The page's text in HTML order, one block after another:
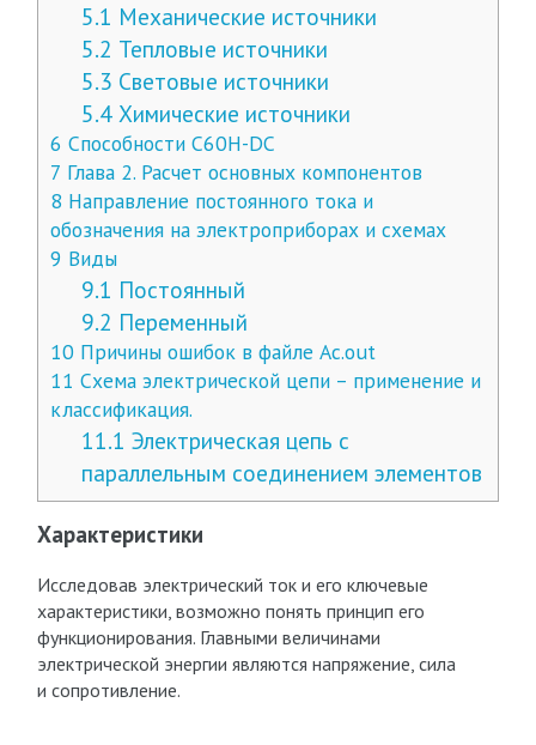
5.1 Механические источники
5.2 Тепловые источники
5.3 Световые источники
5.4 Химические источники
6 Способности C60H-DC
7 Глава 2. Расчет основных компонентов
8 Направление постоянного тока и
обозначения на электроприборах и схемах
9 Виды
9.1 Постоянный
9.2 Переменный
10Причины ошибок в файле Ac.out
11 Схема электрической цепи – применение и
классификация.
11.1 Электрическая цепь с
параллельным соединением элементов
Характеристики
Исследовав электрический ток и его ключевые
характеристики, возможно понять принцип его
функционирования. Главными величинами
электрической энергии являются напряжение, сила
и сопротивление.